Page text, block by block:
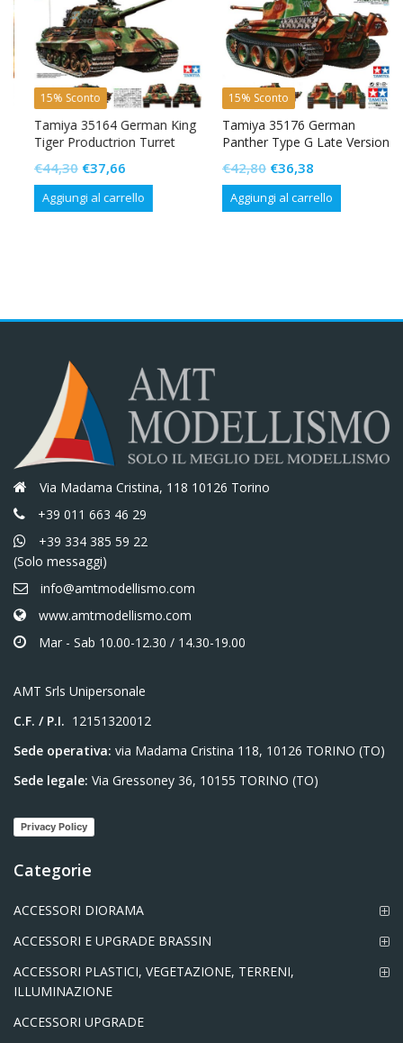
15% Sconto
Tamiya 35164 German King
Tiger Productrion Turret
44,30Il
prezzo
originale
€ 37,66Il
prezzo
attuale
Aggiungi al carrello
15% Sconto
Tamiya 35176 German
Panther Type G Late Version
42,80Il
prezzo
originale
€ 36,38Il
prezzo
attuale
Aggiungi al carrello
Via Madama Cristina, 118 10126 Torino
+39 011 663 46 29
+39 334 385 59 22
(Solo messaggi)
info@amtmodellismo.com
www.amtmodellismo.com
Mar - Sab 10.00-12.30 / 14.30-19.00
AMT Srls Unipersonale
C.F. / P.I. 12151320012
Sede operativa: via Madama Cristina 118, 10126 TORINO (TO)
Sede legale: Via Gressoney 36, 10155 TORINO (TO)
Privacy Policy
Categorie
ACCESSORI DIORAMA
ACCESSORI E UPGRADE BRASSIN
ACCESSORI PLASTICI, VEGETAZIONE, TERRENI,
ILLUMINAZIONE
ACCESSORI UPGRADE